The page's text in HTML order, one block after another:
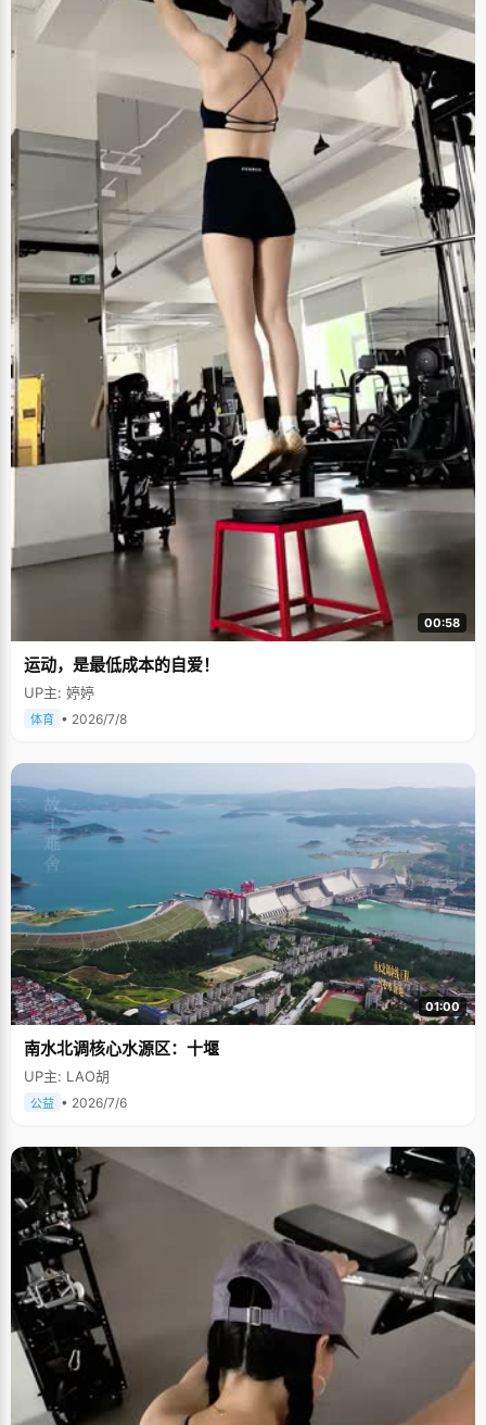
00:58
运动，是最低成本的自爱！
UP主: 婷婷
体育 • 2026/7/8
01:00
南水北调核心水源区：十堰
UP主: LAO胡
公益 • 2026/7/6